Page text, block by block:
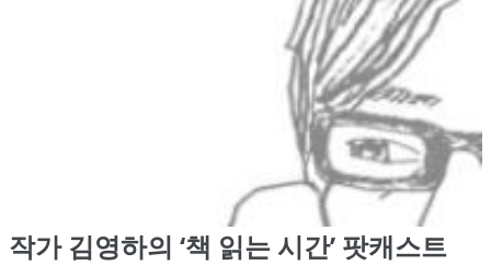
작가 김영하의 ‘책 읽는 시간’ 팟캐스트